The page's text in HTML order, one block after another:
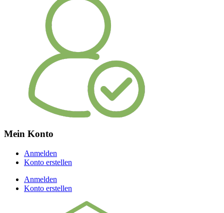
Mein Konto
Anmelden
Konto erstellen
Anmelden
Konto erstellen